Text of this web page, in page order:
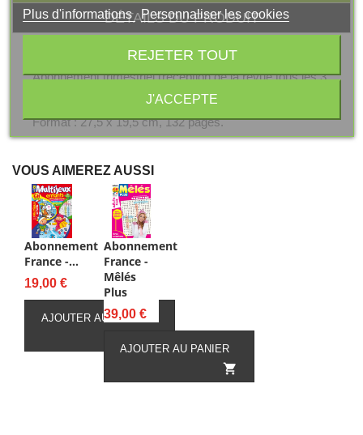
DÉTAILS DU PRODUIT
Abonnement trimestriel (réception de la revue tous les 3
mois) pour la zone Europe et autres pays étrangers.
Format : 27,5 x 19,5 cm, 132 pages.
VOUS AIMEREZ AUSSI
Abonnement
France -...
Prix
19,00 €
AJOUTER AU PANIER
Abonnement
France -
Mêlés
Plus
Prix
39,00 €
AJOUTER AU PANIER

Plus d'informations Personnaliser les cookies
REJETER TOUT
J'ACCEPTE